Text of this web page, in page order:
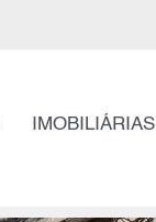
IMOBILIÁRIAS